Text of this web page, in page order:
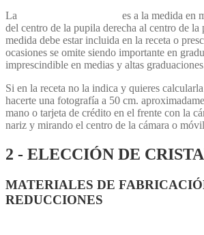
La
es a la medida en
del centro de la pupila derecha al centro de la
medida debe estar incluida en la receta o
ocasiones se omite siendo importante en
imprescindible en medias y altas
Si en la receta no la indica y quieres
hacerte una fotografía a 50 cm.
mano o tarjeta de crédito en el frente con la
nariz y mirando el centro de la cámara o
2 - ELECCIÓN DE
MATERIALES DE
REDUCCIONES